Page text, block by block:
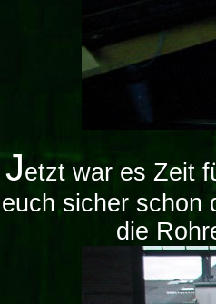
Jetzt war es Zeit
euch sicher schon
die